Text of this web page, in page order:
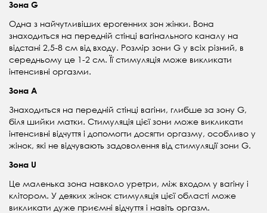
Зона G
Одна з найчутливіших ерогенних зон жінки. Вона
знаходиться на передній стінці вагінального каналу на
відстані 2,5-8 см від входу. Розмір зони G у всіх різний, в
середньому це 1-2 см. Її стимуляція може викликати
інтенсивні оргазми.
Зона А
Знаходиться на передній стінці вагіни, глибше за зону G,
біля шийки матки. Стимуляція цієї зони може викликати
інтенсивні відчуття і допомогти досягти оргазму, особливо у
жінок, які не відчувають задоволення від стимуляції зони G.
Зона U
Це маленька зона навколо уретри, між входом у вагіну і
клітором. У деяких жінок стимуляція цієї області може
викликати дуже приємні відчуття і навіть оргазм.